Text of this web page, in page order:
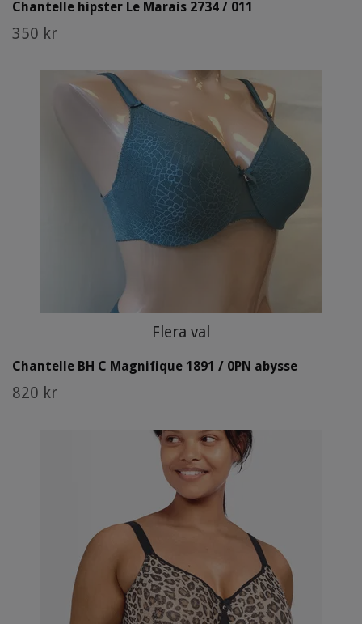
Chantelle hipster Le Marais 2734 / 011
350 kr
Flera val
Chantelle BH C Magnifique 1891 / 0PN abysse
820 kr